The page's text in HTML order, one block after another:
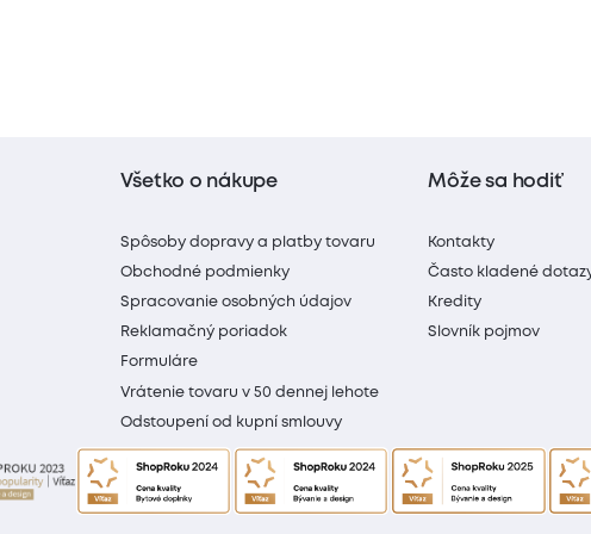
Všetko o nákupe
Spôsoby dopravy a platby tovaru
Obchodné podmienky
Spracovanie osobných údajov
Reklamačný poriadok
Formuláre
Vrátenie tovaru v 50 dennej lehote
Odstoupení od kupní smlouvy
Môže sa hodiť
Kontakty
Často kladené
Kredity
Slovník pojmov